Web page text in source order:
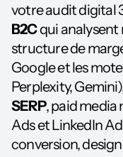
votre audit digital
B2Cqui analysent
structure de
Google et les
Perplexity,
SERP, paid media
Ads et LinkedIn
conversion,